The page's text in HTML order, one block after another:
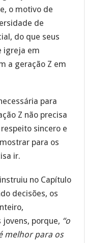
o motivo de
de
do que seus
igreja em
a geração Z em
para
Z não precisa
sincero e
para os
ir.
instruiu no Capítulo
decisões, os
porque, “o
melhor para os